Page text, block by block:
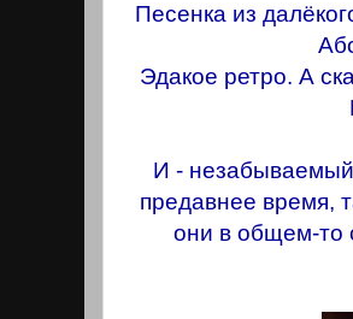
Песенка из
Эдакое ретро. А
И - незабываемый
предавнее время,
они в общем-то